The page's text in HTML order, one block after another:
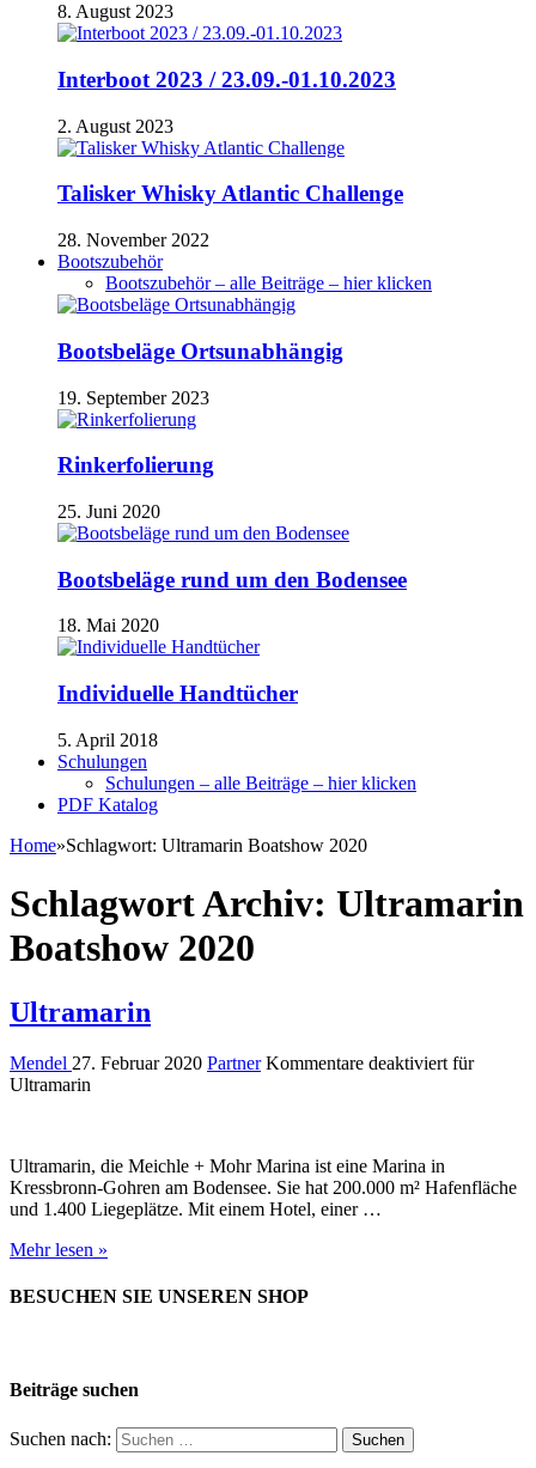
8. August 2023
Interboot 2023 / 23.09.-01.10.2023
2. August 2023
Talisker Whisky Atlantic Challenge
28. November 2022
Bootszubehör
Bootszubehör – alle Beiträge – hier klicken
Bootsbeläge Ortsunabhängig
19. September 2023
Rinkerfolierung
25. Juni 2020
Bootsbeläge rund um den Bodensee
18. Mai 2020
Individuelle Handtücher
5. April 2018
Schulungen
Schulungen – alle Beiträge – hier klicken
PDF Katalog
Home»Schlagwort: Ultramarin Boatshow 2020
Schlagwort Archiv: Ultramarin
Boatshow 2020
Ultramarin
Mendel 27. Februar 2020 Partner Kommentare deaktiviert für
Ultramarin
Ultramarin, die Meichle + Mohr Marina ist eine Marina in
Kressbronn-Gohren am Bodensee. Sie hat 200.000 m² Hafenfläche
und 1.400 Liegeplätze. Mit einem Hotel, einer …
Mehr lesen »
BESUCHEN SIE UNSEREN SHOP
Beiträge suchen
Suchen nach: